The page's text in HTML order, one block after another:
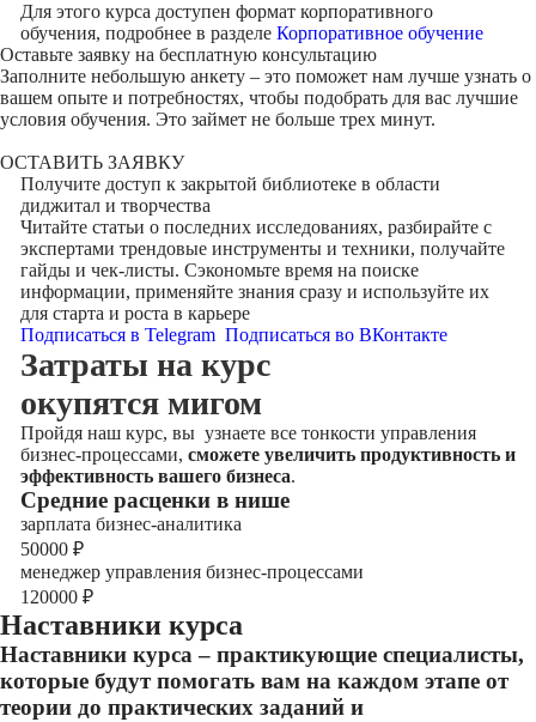
Для этого курса доступен формат корпоративного
обучения, подробнее в разделе Корпоративное обучение
Оставьте заявку на бесплатную консультацию
Заполните небольшую анкету – это поможет нам лучше узнать о
вашем опыте и потребностях, чтобы подобрать для вас лучшие
условия обучения. Это займет не больше трех минут.
ОСТАВИТЬ ЗАЯВКУ
Получите доступ к закрытой библиотекев области
диджитал и творчества
Читайте статьи о последних исследованиях, разбирайте с
экспертами трендовые инструменты и техники, получайте
гайды и чек-листы. Сэкономьте время на поиске
информации, применяйте знания сразу и используйте их
для старта и роста в карьере
Подписаться в Telegram Подписаться во ВКонтакте
Затраты на курс
окупятся мигом
Пройдя наш курс, вы узнаете все тонкости управления
бизнес-процессами, сможете увеличить продуктивность и
эффективность вашего бизнеса.
Cредние расценки в нише
зарплата бизнес-аналитика
50000 ₽
менеджер управления бизнес-процессами
120000 ₽
Наставники курса
Наставники курса – практикующие специалисты,
которые будут помогать вам на каждом этапе от
теории до практических заданий и